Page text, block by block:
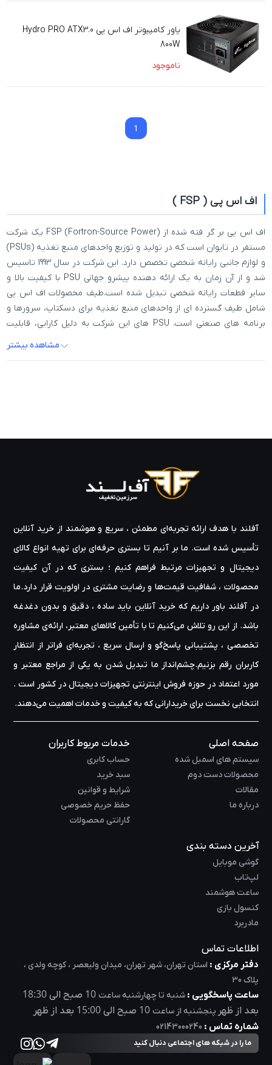
پاور کامپیوتر اف اس پی Hydro PRO ATX3.0
800W
ناموجود
11
اف اس پی ( FSP )
اف اس پی بر گر فته شده از FSP (Fortron-Source Power) یک شرکت
مستقر در تایوان است که در تولید و توزیع واحدهای منبع تغذیه (PSUs)
و لوازم جانبی رایانه شخصی تخصص دارد. این شرکت در سال 1993 تاسیس
شد و از آن زمان به یک ارائه دهنده پیشرو جهانی PSU با کیفیت بالا و
سایر قطعات رایانه شخصی تبدیل شده است.طیف محصولات اف اس پی
شامل طیف گسترده ای از واحدهای منبع تغذیه برای دسکتاپ، سرورها و
برنامه های صنعتی است. PSU های این شرکت به دلیل کارایی، قابلیت
در بین مصرف کنندگان و مشاغل می شود.PSU های FSP نیز برای
بهینه اطمینان حاصل شود.FSP تعهد قوی به پایداری و مسئولیت زیست
محیطی دارد. PSU های این شرکت دارای گواهی انرژی ستاره هستند و با
محیط زیست برای کاهش اثرات زیست محیطی خود استفاده می کند.به
طور کلی، FSP ارائه دهنده معتبر و قابل اعتماد واحدهای منبع تغذیه با
کیفیت بالا و سایر قطعات رایانه شخصی است. تعهد آن به پایداری و
مسئولیت زیست محیطی آن را به یک انتخاب محبوب در بین مصرف
مشاهده بیشتر
آفلند با هدف ارائه‌ تجربه‌ای مطمئن ، سریع و هوشمند از خرید آنلاین
تأسیس شده است. ما بر آنیم تا بستری حرفه‌ای برای تهیه‌ انواع کالای
دیجیتال و تجهیزات مرتبط فراهم کنیم ؛ بستری که در آن کیفیت
محصولات ، شفافیت قیمت‌ها و رضایت مشتری در اولویت قرار دارد.ما
در آفلند باور داریم که خرید آنلاین باید ساده ، دقیق و بدون دغدغه
باشد. از این رو تلاش می‌کنیم تا با تأمین کالاهای معتبر، ارائه‌ی مشاوره‌
تخصصی ، پشتیبانی پاسخ‌گو و ارسال سریع ، تجربه‌ای فراتر از انتظار
کاربران رقم بزنیم.چشم‌انداز ما تبدیل شدن به یکی از مراجع معتبر و
مورد اعتماد در حوزه‌ فروش اینترنتی تجهیزات دیجیتال در کشور است .
انتخابی نخست برای خریدارانی که به کیفیت و خدمات اهمیت می‌دهند.
صفحه اصلی
سیستم های اسمبل شده
محصولات دست دوم
مقالات
درباره ما
خدمات مربوط کاربران
حساب کابری
سبد خرید
شرایط و قوانین
حفظ حریم خصوصی
گارانتی محصولات
آخرین دسته بندی
گوشی موبایل
لپ‌تاب
ساعت هوشمند
کنسول بازی
مادربرد
اطلاعات تماس
دفتر مرکزی : استان تهران، شهر تهران، میدان ولیعصر ، کوچه ولدی ،
پلاک 30
ساعت پاسخگویی : شنبه تا چهارشنبه ساعت 10 صبح الی18:30
بعد از ظهر پنجشنبه از ساعت 10 صبح الی15:00 بعد از ظهر
شماره تماس : 02143000240
ما را در شبکه های اجتماعی دنبال کنید